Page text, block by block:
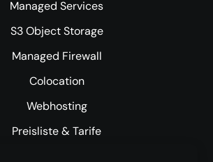
Managed Services
S3 Object Storage
Managed Firewall
Colocation
Webhosting
Preisliste & Tarife